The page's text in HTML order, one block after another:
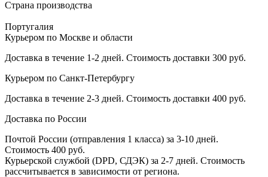
Страна производства
Португалия
Курьером по Москве и области
Доставка в течение 1-2 дней. Стоимость доставки 300 руб.
Курьером по Санкт-Петербургу
Доставка в течение 2-3 дней. Стоимость доставки 400 руб.
Доставка по России
Почтой России (отправления 1 класса) за 3-10 дней.
Стоимость 400 руб.
Курьерской службой (DPD, СДЭК) за 2-7 дней. Стоимость
рассчитывается в зависимости от региона.